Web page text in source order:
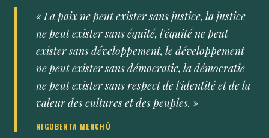
« La paix ne peut exister sans justice, la justice
ne peut exister sans équité, l'équité ne peut
exister sans développement, le développement
ne peut exister sans démocratie, la démocratie
ne peut exister sans respect de l'identité et de la
valeur des cultures et des peuples. »
RIGOBERTA MENCHÚ